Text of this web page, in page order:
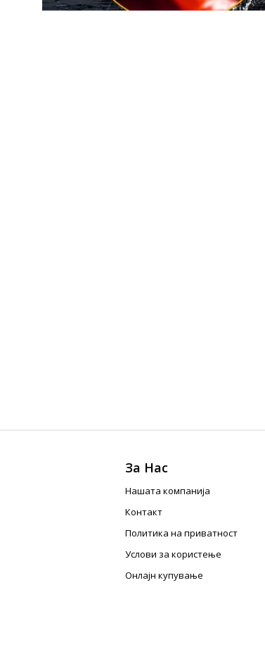
За Нас
Нашата компанија
Контакт
Политика на приватност
Услови за користење
Онлајн купување